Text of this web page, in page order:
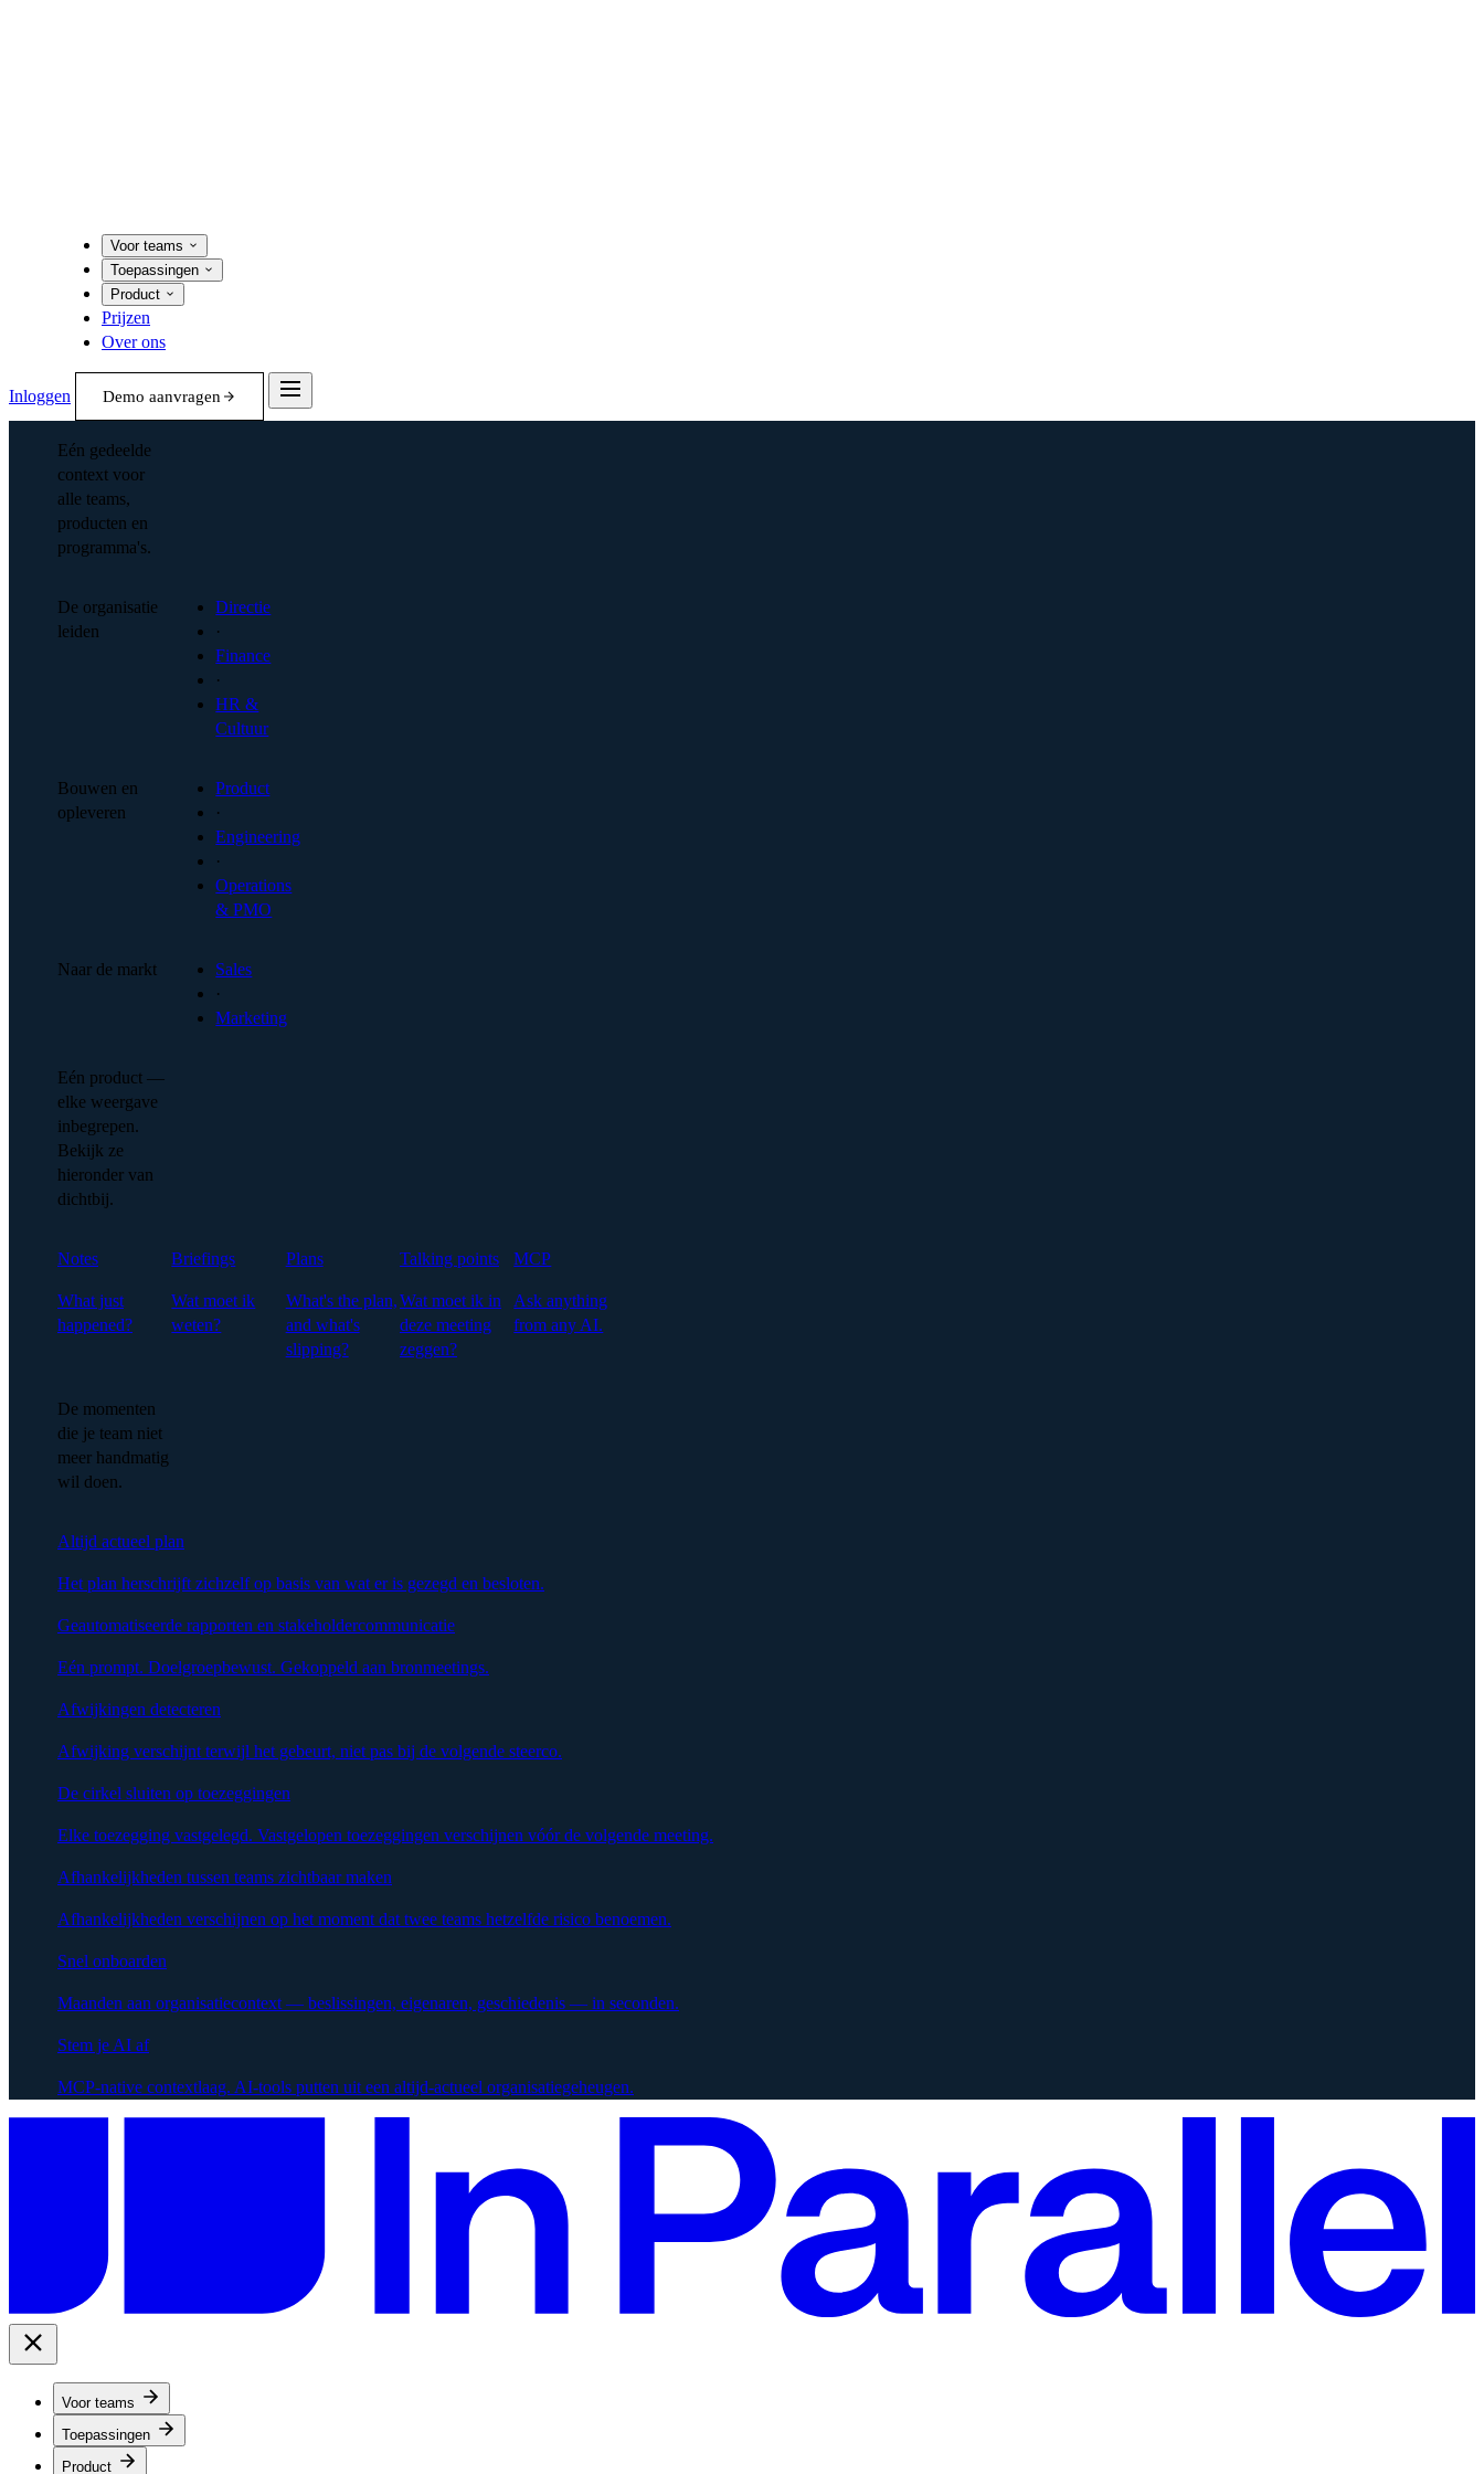
Voor teams
Toepassingen
Product
Prijzen
Over ons
Inloggen Demo aanvragen
Eén gedeelde
context voor
alle teams,
producten en
programma's.
De organisatie
leiden
Directie
·
Finance
·
HR &
Cultuur
Bouwen en
opleveren
Product
·
Engineering
·
Operations
& PMO
Naar de markt
Sales
·
Marketing
Eén product —
elke weergave
inbegrepen.
Bekijk ze
hieronder van
dichtbij.
Notes
What just
happened?
Briefings
Wat moet ik
weten?
Plans
What's the plan,
and what's
slipping?
Talking points
Wat moet ik in
deze meeting
zeggen?
MCP
Ask anything
from any AI.
De momenten
die je team niet
meer handmatig
wil doen.
Altijd actueel plan
Het plan herschrijft zichzelf op basis van wat er is gezegd en besloten.
Geautomatiseerde rapporten en stakeholdercommunicatie
Eén prompt. Doelgroepbewust. Gekoppeld aan bronmeetings.
Afwijkingen detecteren
Afwijking verschijnt terwijl het gebeurt, niet pas bij de volgende steerco.
De cirkel sluiten op toezeggingen
Elke toezegging vastgelegd. Vastgelopen toezeggingen verschijnen vóór de volgende meeting.
Afhankelijkheden tussen teams zichtbaar maken
Afhankelijkheden verschijnen op het moment dat twee teams hetzelfde risico benoemen.
Snel onboarden
Maanden aan organisatiecontext — beslissingen, eigenaren, geschiedenis — in seconden.
Stem je AI af
MCP-native contextlaag. AI-tools putten uit een altijd-actueel organisatiegeheugen.
Voor teams
Toepassingen
Product